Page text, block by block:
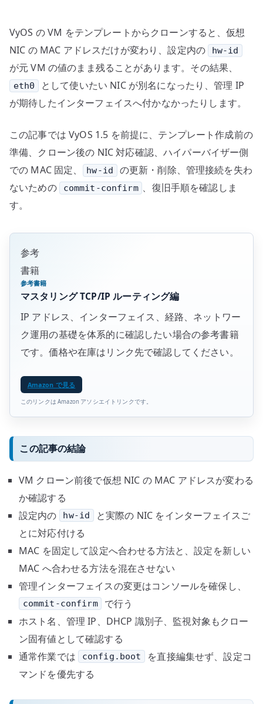
全
に
対
応
す
る
の
VyOS の VM をテンプレートからクローンすると、仮想
NIC の MAC アドレスだけが変わり、設定内の
hw-id
が元 VM の値のまま残ることがあります。その結果、
eth0
として使いたい NIC が別名になったり、管理 IP
が期待したインターフェイスへ付かなかったりします。
この記事では VyOS 1.5 を前提に、テンプレート作成前の
準備、クローン後の NIC 対応確認、ハイパーバイザー側
での MAC 固定、
hw-id
の更新・削除、管理接続を失わ
ないための
commit-confirm 、復旧手順を確認しま
す。
参考
書籍
参考書籍
マスタリング TCP/IP ルーティング編
IP アドレス、インターフェイス、経路、ネットワー
ク運用の基礎を体系的に確認したい場合の参考書籍
です。価格や在庫はリンク先で確認してください。
Amazon で見る
このリンクは Amazon アソシエイトリンクです。
この記事の結論
VM クローン前後で仮想 NIC の MAC アドレスが変わる
か確認する
設定内の
hw-id
と実際の NIC をインターフェイスご
とに対応付ける
MAC を固定して設定へ合わせる方法と、設定を新しい
MAC へ合わせる方法を混在させない
管理インターフェイスの変更はコンソールを確保し、
commit-confirm
で行う
ホスト名、管理 IP、DHCP 識別子、監視対象もクロー
ン固有値として確認する
通常作業では
config.boot
を直接編集せず、設定コ
マンドを優先する